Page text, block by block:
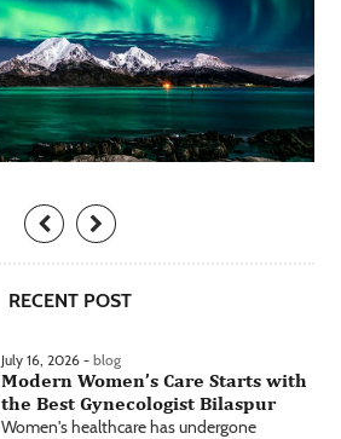
RECENT POST
July 16, 2026 - blog
Modern Women’s Care Starts with
the Best Gynecologist Bilaspur
Women's healthcare has undergone